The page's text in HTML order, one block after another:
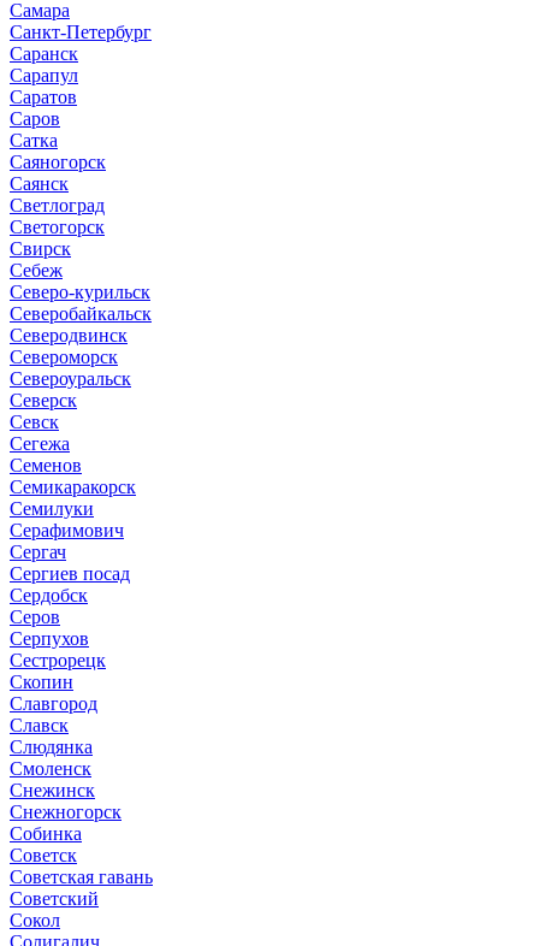
Самара
Санкт-Петербург
Саранск
Сарапул
Саратов
Саров
Сатка
Саяногорск
Саянск
Светлоград
Светогорск
Свирск
Себеж
Северо-курильск
Северобайкальск
Северодвинск
Североморск
Североуральск
Северск
Севск
Сегежа
Семенов
Семикаракорск
Семилуки
Серафимович
Сергач
Сергиев посад
Сердобск
Серов
Серпухов
Сестрорецк
Скопин
Славгород
Славск
Слюдянка
Смоленск
Снежинск
Снежногорск
Собинка
Советск
Советская гавань
Советский
Сокол
Солигалич